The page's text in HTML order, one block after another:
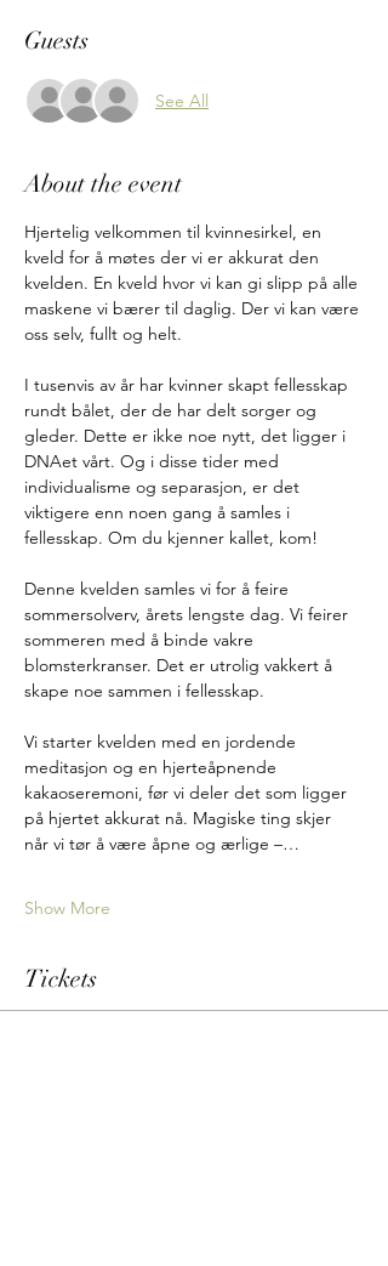
Guests
See All
About the event
Hjertelig velkommen til kvinnesirkel, en
kveld for å møtes der vi er akkurat den
kvelden. En kveld hvor vi kan gi slipp på alle
maskene vi bærer til daglig. Der vi kan være
oss selv, fullt og helt.
I tusenvis av år har kvinner skapt fellesskap
rundt bålet, der de har delt sorger og
gleder. Dette er ikke noe nytt, det ligger i
DNAet vårt. Og i disse tider med
individualisme og separasjon, er det
viktigere enn noen gang å samles i
fellesskap. Om du kjenner kallet, kom!
Denne kvelden samles vi for å feire
sommersolverv, årets lengste dag. Vi feirer
sommeren med å binde vakre
blomsterkranser. Det er utrolig vakkert å
skape noe sammen i fellesskap.
Vi starter kvelden med en jordende
meditasjon og en hjerteåpnende
kakaoseremoni, før vi deler det som ligger
på hjertet akkurat nå. Magiske ting skjer
når vi tør å være åpne og ærlige –…
Show More
Tickets